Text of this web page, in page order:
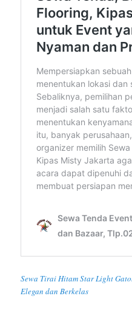
Sewa Tirai Hitam Star Light
Elegan dan Berkelas